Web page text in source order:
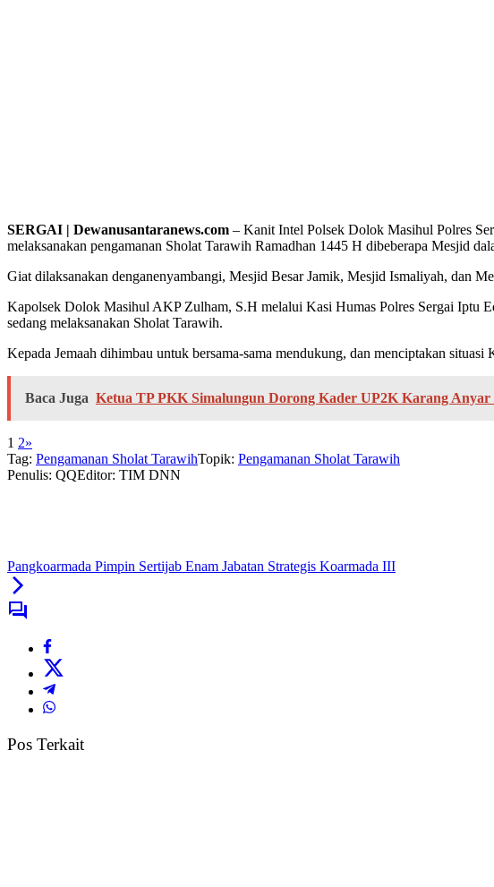
SERGAI | Dewanusantaranews.com – Kanit Intel Polsek Dolok Masihul Polres
melaksanakan pengamanan Sholat Tarawih Ramadhan 1445 H dibeberapa Mesjid
Giat dilaksanakan denganenyambangi, Mesjid Besar Jamik, Mesjid Ismaliyah, dan
Kapolsek Dolok Masihul AKP Zulham, S.H melalui Kasi Humas Polres Sergai Iptu
sedang melaksanakan Sholat Tarawih.
Kepada Jemaah dihimbau untuk bersama-sama mendukung, dan menciptakan situasi
Baca Juga Ketua TP PKK Simalungun Dorong Kader UP2K Karang
1 2»
Tag: Pengamanan Sholat TarawihTopik: Pengamanan Sholat Tarawih
Penulis: QQEditor: TIM DNN
Pangkoarmada Pimpin Sertijab Enam Jabatan Strategis Koarmada III
Pos Terkait